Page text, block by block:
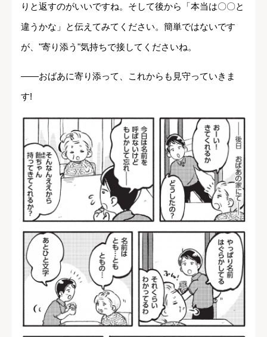
りと返すのがいいですね。そして後から「本当は〇〇と
違うかな」と伝えてみてください。簡単ではないです
が、"寄り添う"気持ちで接してくださいね。
――おばあに寄り添って、これからも見守っていきま
す!